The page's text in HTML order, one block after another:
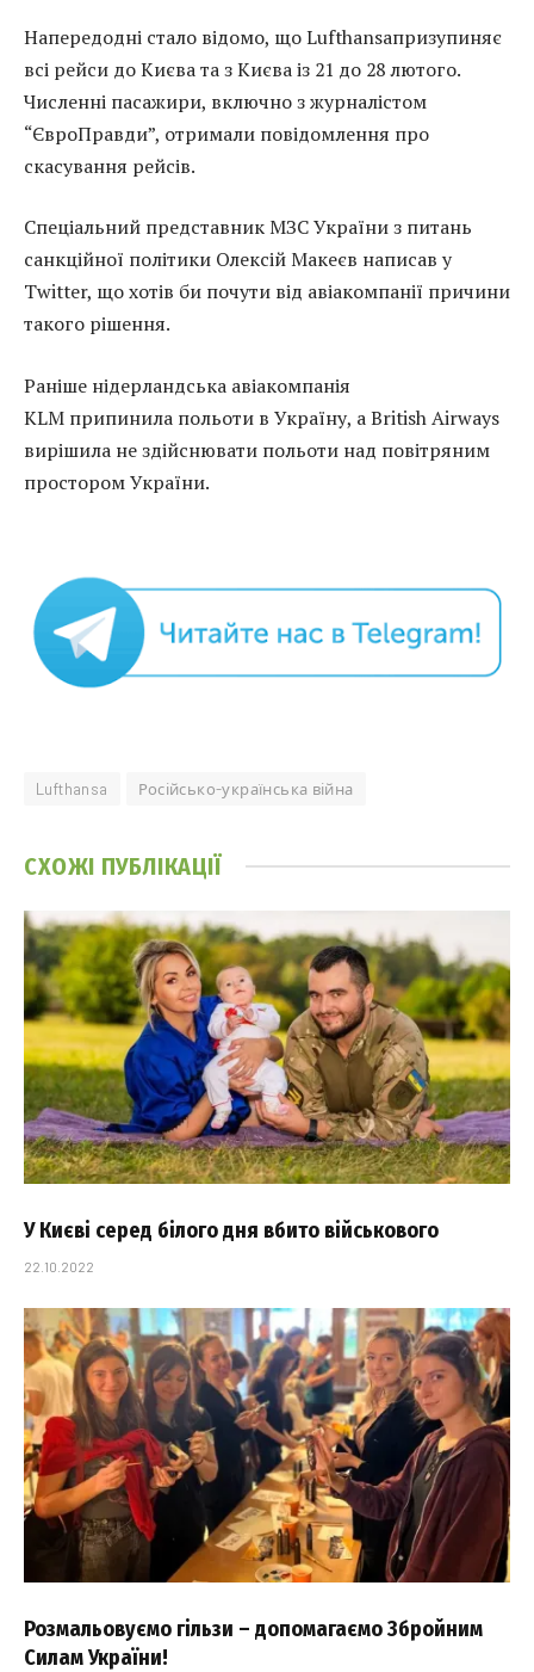
Напередодні стало відомо, що Lufthansaпризупиняє
всі рейси до Києва та з Києва із 21 до 28 лютого.
Численні пасажири, включно з журналістом
“ЄвроПравди”, отримали повідомлення про
скасування рейсів.
Спеціальний представник МЗС України з питань
санкційної політики Олексій Макеєв написав у
Twitter, що хотів би почути від авіакомпанії причини
такого рішення.
Раніше нідерландська авіакомпанія
KLM припинила польоти в Україну, а British Airways
вирішила не здійснювати польоти над повітряним
простором України.
Lufthansa Російсько-українська війна
СХОЖІ ПУБЛІКАЦІЇ
У Києві серед білого дня вбито військового
22.10.2022
Розмальовуємо гільзи – допомагаємо Збройним
Силам України!